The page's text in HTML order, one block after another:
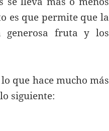
es que permite que la
generosa fruta y los
que hace mucho más
siguiente: